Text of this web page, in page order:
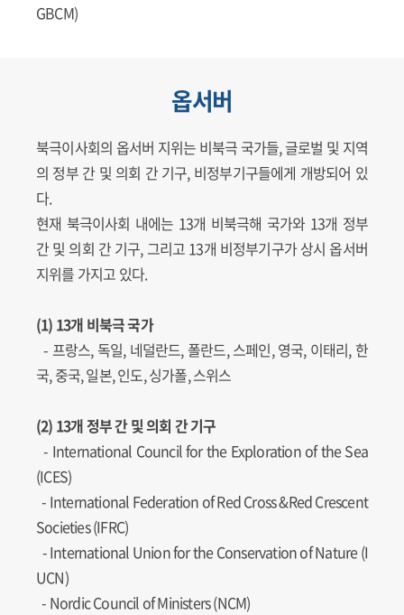
GBCM)
옵서버
북극이사회의 옵서버 지위는 비북극 국가들, 글로벌 및 지역
의 정부 간 및 의회 간 기구, 비정부기구들에게 개방되어 있
다.
현재 북극이사회 내에는 13개 비북극해 국가와 13개 정부
간 및 의회 간 기구, 그리고 13개 비정부기구가 상시 옵서버
지위를 가지고 있다.
(1) 13개 비북극 국가
- 프랑스, 독일, 네덜란드, 폴란드, 스페인, 영국, 이태리, 한
국, 중국, 일본, 인도, 싱가폴, 스위스
(2) 13개 정부 간 및 의회 간 기구
- International Council for the Exploration of the Sea
(ICES)
- International Federation of Red Cross &Red Crescent
Societies (IFRC)
-International Union for the Conservation of Nature (I
UCN)
- Nordic Council of Ministers (NCM)